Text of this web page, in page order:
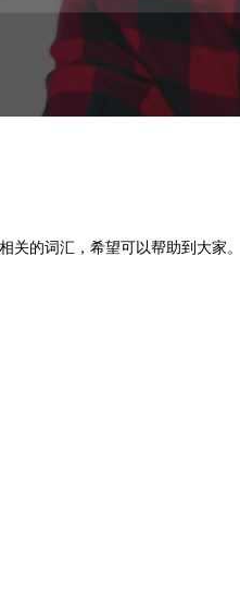
关的词汇，希望可以帮助到大家。